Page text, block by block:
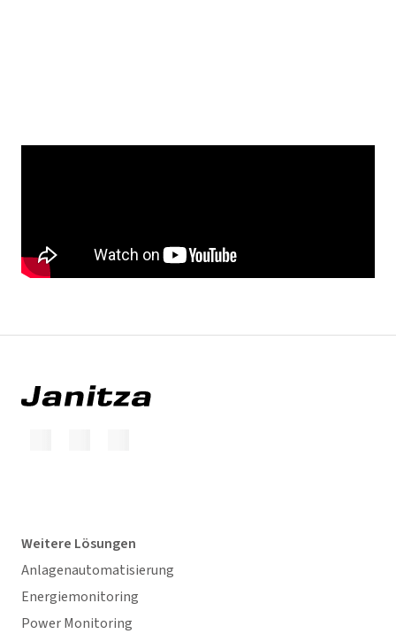
Weitere Lösungen
Anlagenautomatisierung
Energiemonitoring
Power Monitoring